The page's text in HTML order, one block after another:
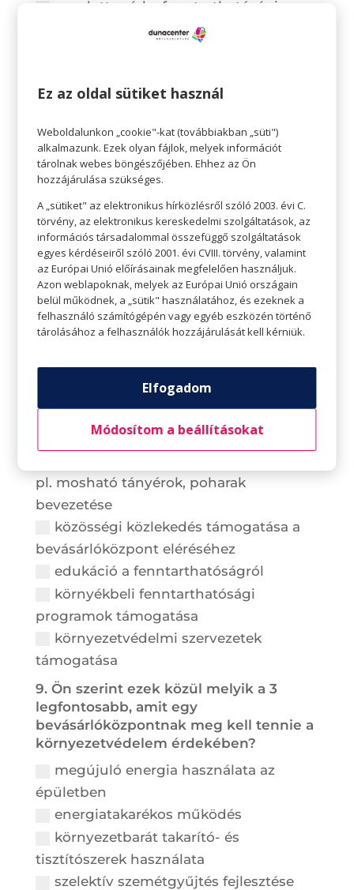
az adott márka fenntarthatósági
7. Mennyire tartja fontosnak, hogy egy
legyen?
nagyon
inkább igen
inkább nem
egyáltalán nem
8. Ön szerint mit tehet egy bevásárló
központ a környezettudatos
működésért?
megújuló energia használata az
energiatakarékos működés
környezetbarát takarító- és
tisztítószerek használata
szelektív szemétgyűjtés fejlesztése
pl. mosható tányérok, poharak
bevezetése
közösségi közlekedés támogatása a
bevásárlóközpont eléréséhez
edukáció a fenntarthatóságról
környékbeli fenntarthatósági
programok támogatása
környezetvédelmi szervezetek
támogatása
9. Ön szerint ezek közül melyik a 3
legfontosabb, amit egy
bevásárlóközpontnak meg kell tennie a
környezetvédelem érdekében?
megújuló energia használata az
épületben
energiatakarékos működés
környezetbarát takarító- és
tisztítószerek használata
szelektív szemétgyűjtés fejlesztése
Ez az oldal sütiket használ
Weboldalunkon „cookie"-kat (továbbiakban „süti")
alkalmazunk. Ezek olyan fájlok, melyek információt
tárolnak webes böngészőjében. Ehhez az Ön
hozzájárulása szükséges.
A „sütiket" az elektronikus hírközlésről szóló 2003. évi C.
törvény, az elektronikus kereskedelmi szolgáltatások, az
információs társadalommal összefüggő szolgáltatások
egyes kérdéseiről szóló 2001. évi CVIII. törvény, valamint
az Európai Unió előírásainak megfelelően használjuk.
Azon weblapoknak, melyek az Európai Unió országain
belül működnek, a „sütik" használatához, és ezeknek a
felhasználó számítógépén vagy egyéb eszközén történő
tárolásához a felhasználók hozzájárulását kell kérniük.
Elfogadom
Módosítom a beállításokat